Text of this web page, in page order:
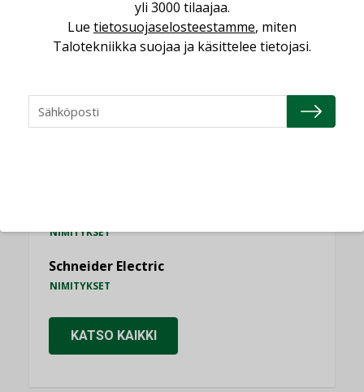
NIMITYKSET
Consti
NIMITYKSET
NIMITYKSET
Schneider Electric
NIMITYKSET
KATSO KAIKKI
yli 3000 tilaajaa.
Lue tietosuojaselosteestamme, miten
Talotekniikka suojaa ja käsittelee tietojasi.